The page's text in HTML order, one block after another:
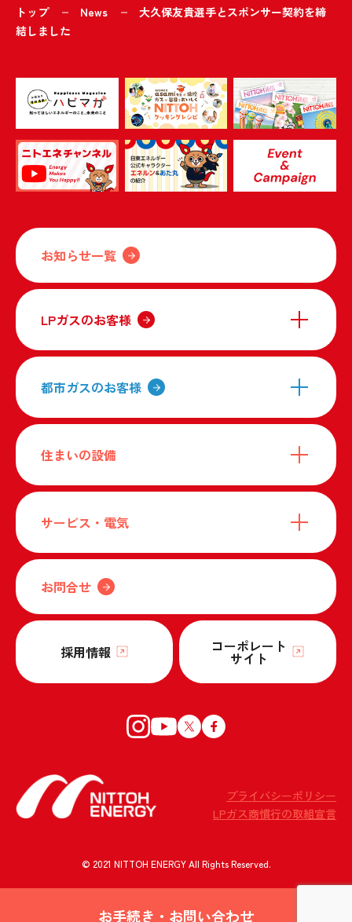
お手続き・お問い合わせ
トップ News
大久保友貴選手とスポンサー契約を締
結しました
お知らせ一覧
LPガスのお客様
都市ガスのお客様
住まいの設備
サービス・電気
お問合せ
採用情報 コーポレート
サイト
プライバシーポリシー
LPガス商慣行の取組宣言
© 2021 NITTOH ENERGY All Rights Reserved.